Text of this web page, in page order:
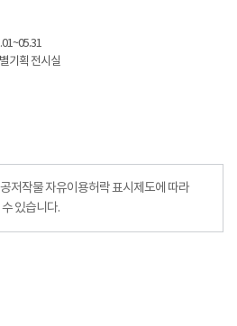
기획 전시실
저작물 자유이용허락 표시제도에 따라
있습니다.